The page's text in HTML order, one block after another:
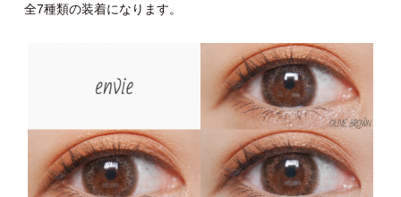
全7種類の装着になります。